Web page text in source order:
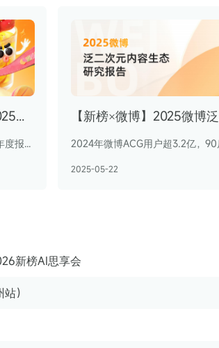
抖音×抖音精选|新榜《2025抖音美食内容创作年度报告》
打开《2025抖音美食内容创作年度报告》，你会发现，这届年轻人活得可精了，他们用智商和情商应付外部的世界，把吃商留给自己，打点内在的生活。
2025-05-22
新榜AI思享会
）